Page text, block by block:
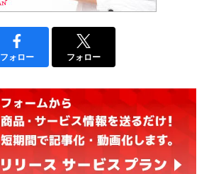
フォロー フォロー